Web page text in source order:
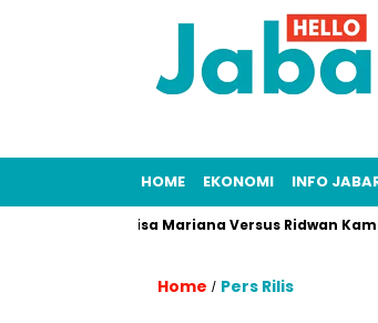
HOME EKONOMI INFO
Fitnah Lisa Mariana Versus Ridwan Kamil
Home / Pers Rilis